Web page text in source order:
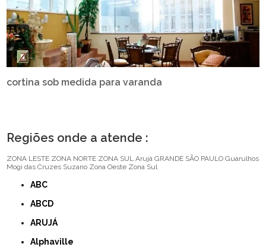
cortina sob medida para varanda
Regiões onde a atende :
ZONA LESTE ZONA NORTE ZONA SUL Arujá GRANDE SÃO PAULO Guarulhos
Mogi das Cruzes Suzano Zona Oeste Zona Sul
ABC
ABCD
ARUJÁ
Alphaville